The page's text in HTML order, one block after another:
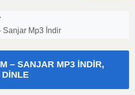
Sanjar Mp3 İndir
– SANJAR MP3 İNDIR,